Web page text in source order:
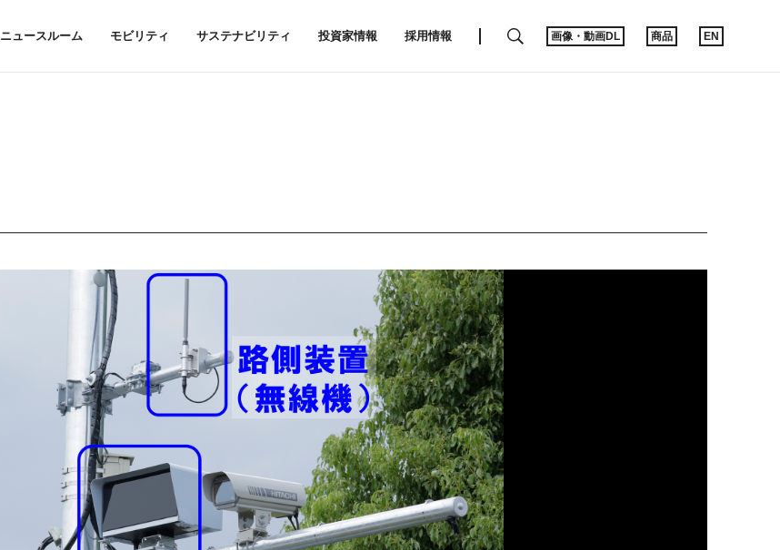
ニュースルーム モビリティ サステナビリティ 投資家情報 採用情報 SEARCH画像・動画DL 商品 EN